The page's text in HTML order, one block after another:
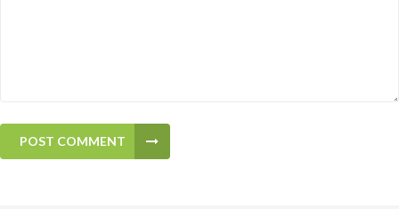
POST COMMENT